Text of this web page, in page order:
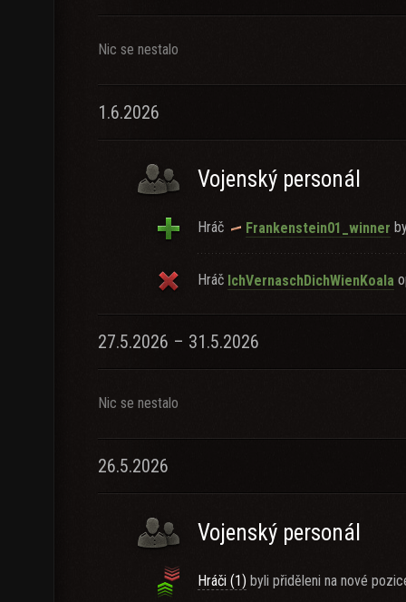
Nic se nestalo
1.6.2026
Vojenský personál
Hráč Frankenstein01_winner
Hráč IchVernaschDichWienKoala
27.5.2026 – 31.5.2026
Nic se nestalo
26.5.2026
Vojenský personál
Hráči (1) byli přiděleni na nové